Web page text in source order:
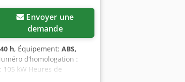
demande
h, Équipement: ABS,
d’homologation :
kW Heures de
: 8,19 m Largeur de